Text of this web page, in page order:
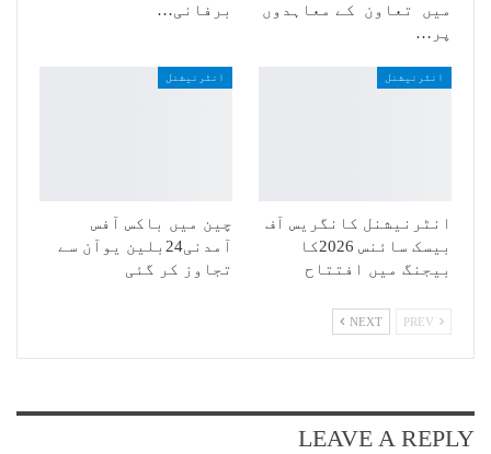
میں تعاون کے معاہدوں
پر…
برفانی…
انٹرنیشنل
انٹرنیشنل کانگریس آف
بیسک سائنس 2026کا
بیجنگ میں افتتاح
انٹرنیشنل
چین میں باکس آفس
آمدنی24بلین یوآن سے
تجاوز کر گئی
NEXT
LEAVE A REPLY